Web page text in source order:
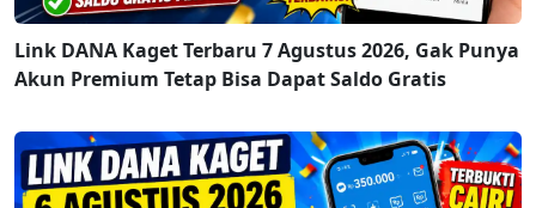
Link DANA Kaget Terbaru 7 Agustus 2026, Gak Punya
Akun Premium Tetap Bisa Dapat Saldo Gratis